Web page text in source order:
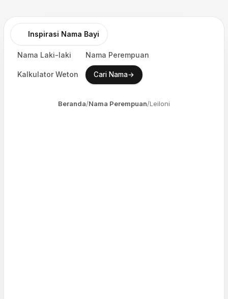
Inspirasi Nama Bayi
Nama Laki-laki Nama Perempuan
Kalkulator Weton Cari Nama→
Beranda/Nama Perempuan/Leiloni